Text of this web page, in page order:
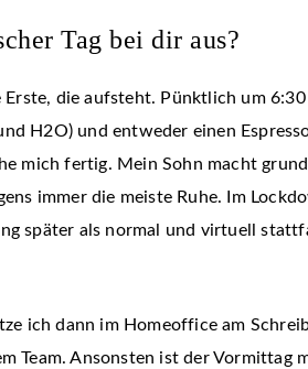
Tag bei dir aus?
die aufsteht. Pünktlich um
H2O) und entweder einen
mich fertig. Mein Sohn macht
immer die meiste Ruhe. Im
später als normal und virtuell
ich dann im Homeoffice am
Team. Ansonsten ist der